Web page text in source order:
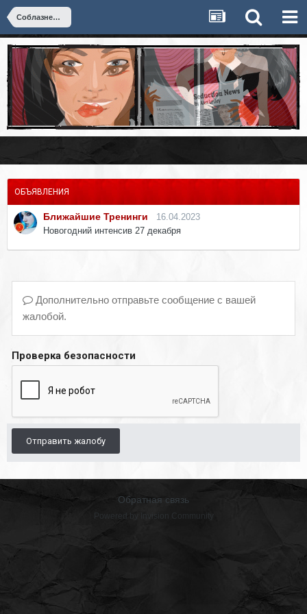
Соблазнение
ОБЪЯВЛЕНИЯ
Ближайшие Тренинги
16.04.2023
Новогодний интенсив 27 декабря
Дополнительно отправьте сообщение с вашей
жалобой.
Проверка безопасности
Отправить жалобу
Обратная связь
Powered by Invision Community